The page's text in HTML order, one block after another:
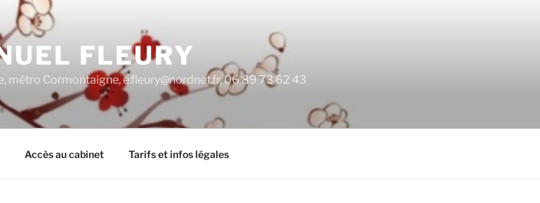
FLEURY
métro Cormontaigne, e.fleury@nordnet.fr, 06 89 73 62 43
Accès au cabinet Tarifs et infos légales